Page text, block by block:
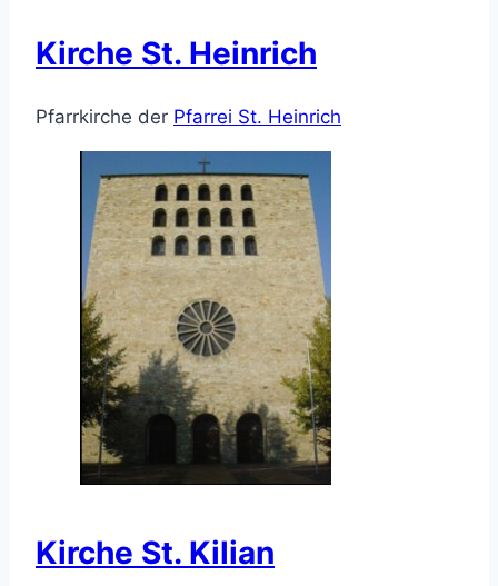
Kirche St. Heinrich
Pfarrkirche der Pfarrei St. Heinrich
Kirche St. Kilian